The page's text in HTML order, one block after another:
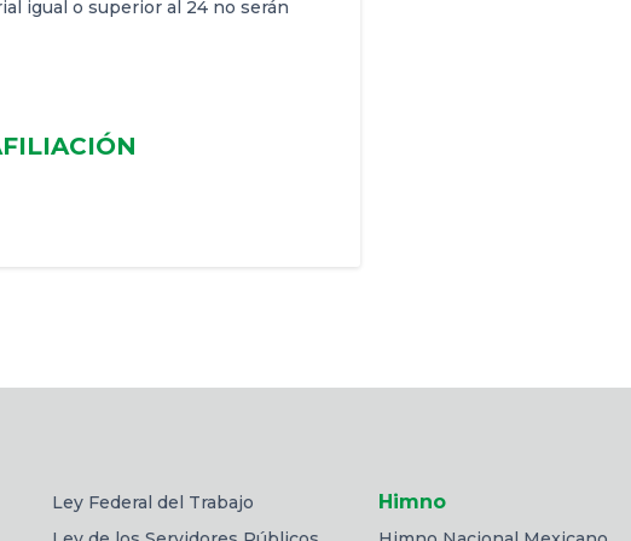
igual o superior al 24 no serán
Ley Federal del Trabajo
Himno